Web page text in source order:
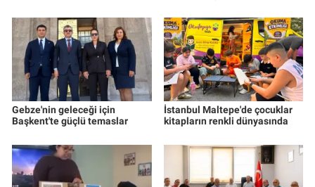
Gebze'nin geleceği için
Başkent'te güçlü temaslar
İstanbul Maltepe'de çocuklar
kitapların renkli dünyasında